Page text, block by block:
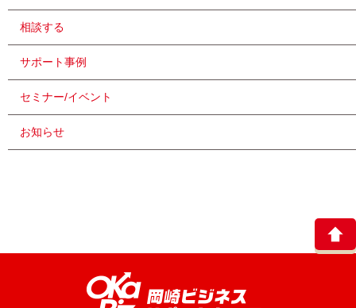
相談する
サポート事例
セミナー/イベント
お知らせ